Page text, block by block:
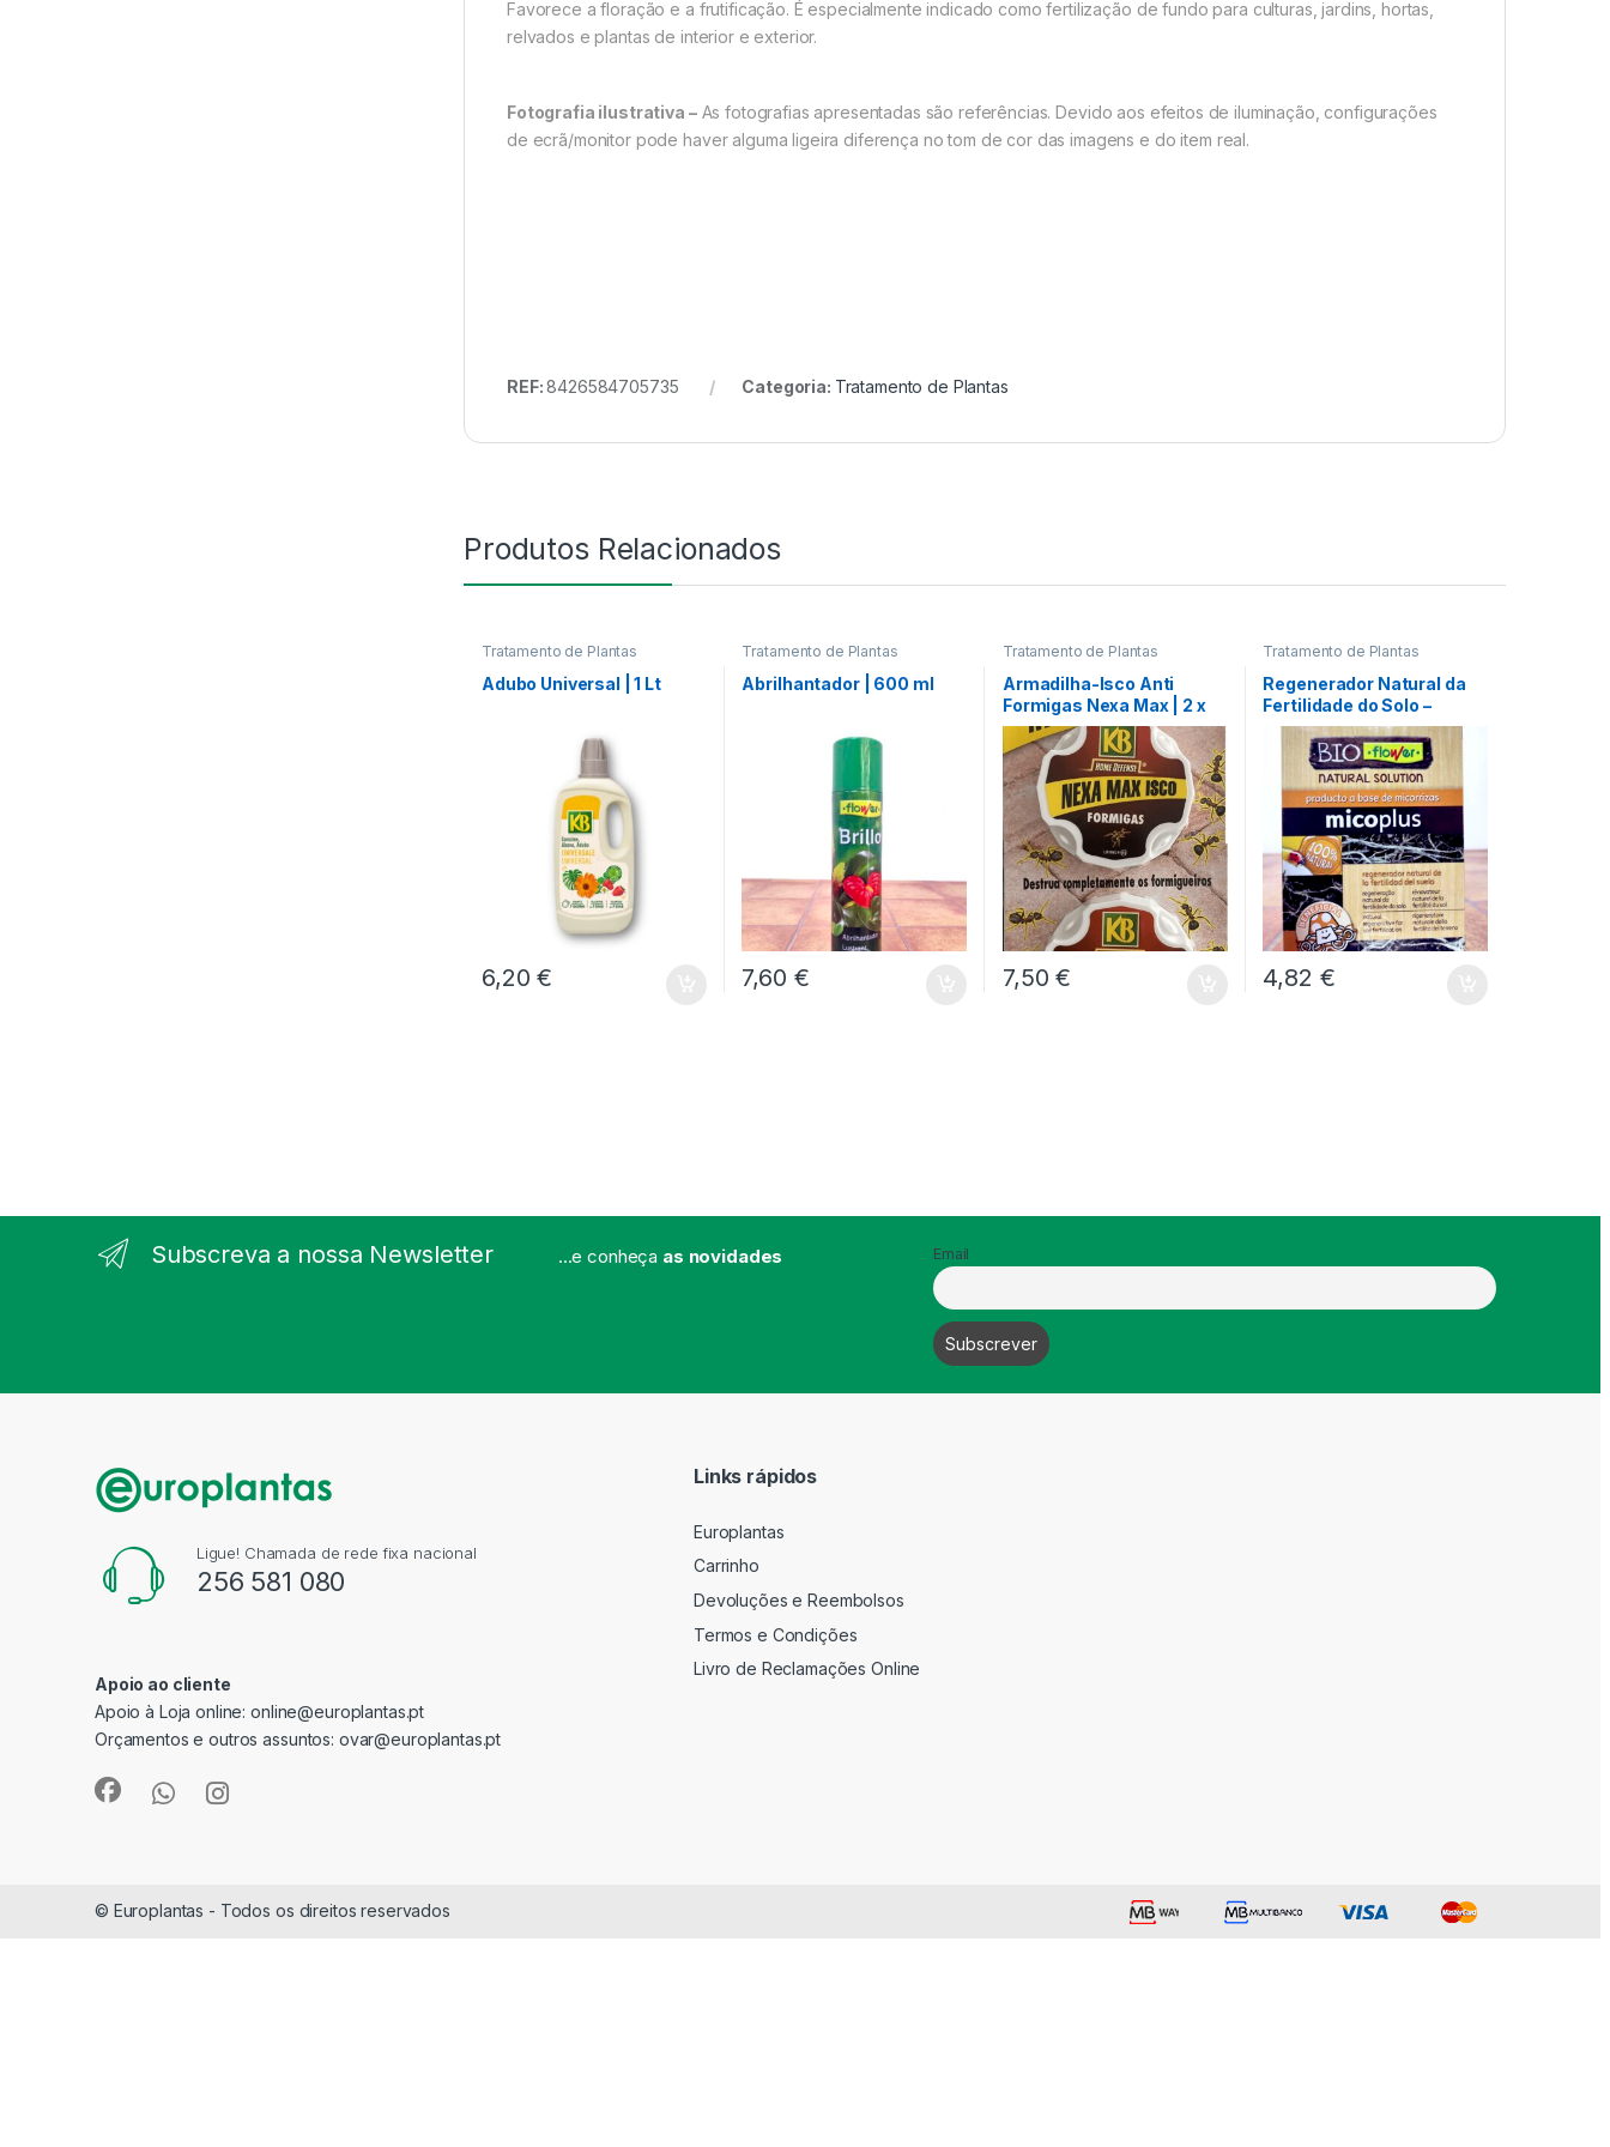
Favorece a floração e a frutificação. É especialmente indicado como fertilização de fundo para culturas, jardins, hortas,
relvados e plantas de interior e exterior.
Fotografia ilustrativa –As fotografias apresentadas são referências. Devido aos efeitos de iluminação, configurações
de ecrã/monitor pode haver alguma ligeira diferença no tom de cor das imagens e do item real.
REF:8426584705735 Categoria: Tratamento de Plantas
Produtos Relacionados
Tratamento de Plantas
Adubo Universal | 1 Lt
6,20€
Tratamento de Plantas
Abrilhantador | 600 ml
7,60 €
Tratamento de Plantas
Armadilha-Isco Anti
Formigas Nexa Max | 2 x
10gr
7,50€
Tratamento de Plantas
Regenerador Natural da
Fertilidade do Solo –
Micoplus | 2x3gr
4,82 €
Subscreva a nossa Newsletter ...e conheça as novidades Email
Ligue! Chamada de rede fixa nacional
256 581 080
Apoio ao cliente
Apoio à Loja online:online@europlantas.pt
Orçamentos e outros assuntos: ovar@europlantas.pt
Links rápidos
Europlantas
Carrinho
Devoluções e Reembolsos
Termos e Condições
Livro de Reclamações Online
© Europlantas - Todos os direitos reservados